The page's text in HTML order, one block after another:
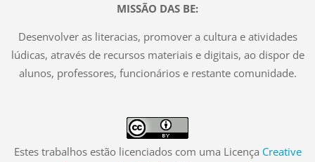
MISSÃO DAS BE:
Desenvolver as literacias, promover a cultura e atividades
lúdicas, através de recursos materiais e digitais, ao dispor de
alunos, professores, funcionários e restante comunidade.
Estes trabalhos estão licenciados com uma Licença Creative